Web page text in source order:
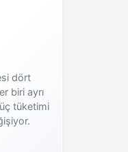
dört
biri ayrı
tüketimi